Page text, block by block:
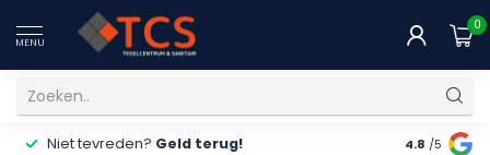
MENU
0
Niet tevreden? Geld terug! Gratis
4.8 /5